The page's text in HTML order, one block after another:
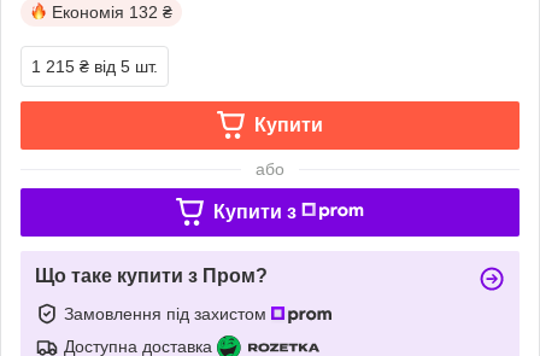
Економія 132 ₴
1 215 ₴ від 5 шт.
Купити
або
Купити з
Що таке купити з Пром?
Замовлення під захистом
Доступна доставка